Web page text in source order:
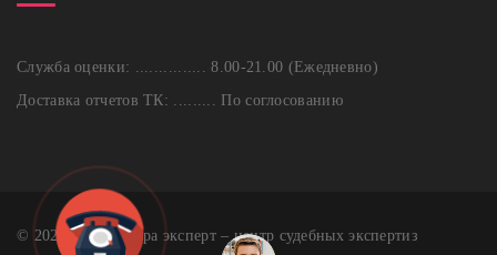
Служба оценки: ............... 8.00-21.00 (Ежедневно)
Доставка отчетов ТК: ......... По соглосованию
© 2026-08-07 Сфера эксперт – центр судебных экспертиз